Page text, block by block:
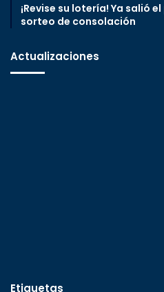
¡Revise su lotería! Ya salió
sorteo de consolación
Actualizaciones
Etiquetas